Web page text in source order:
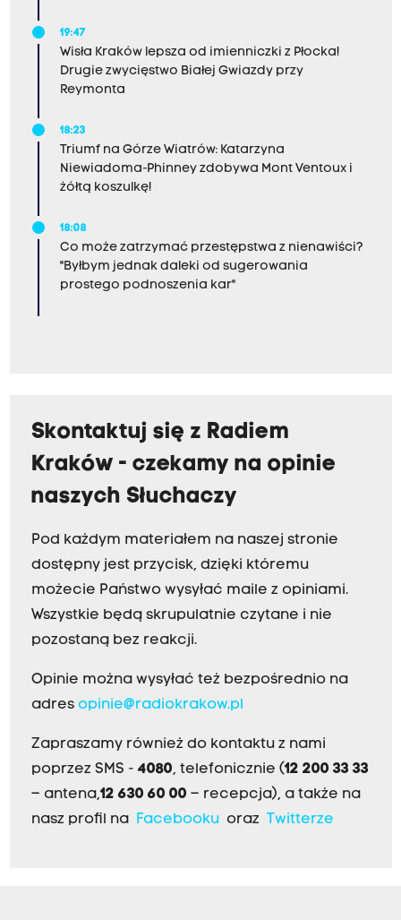
19:47
Wisła Kraków lepsza od imienniczki z Płocka!
Drugie zwycięstwo Białej Gwiazdy przy
Reymonta
18:23
Triumf na Górze Wiatrów: Katarzyna
Niewiadoma-Phinney zdobywa Mont Ventoux i
żółtą koszulkę!
18:08
Co może zatrzymać przestępstwa z nienawiści?
"Byłbym jednak daleki od sugerowania
prostego podnoszenia kar"
Skontaktuj się z Radiem
Kraków - czekamy na opinie
naszych Słuchaczy
Pod każdym materiałem na naszej stronie
dostępny jest przycisk, dzięki któremu
możecie Państwo wysyłać maile z opiniami.
Wszystkie będą skrupulatnie czytane i nie
pozostaną bez reakcji.
Opinie można wysyłać też bezpośrednio na
adres opinie@radiokrakow.pl
Zapraszamy również do kontaktu z nami
poprzez SMS - 4080, telefonicznie (12 200 33 33
– antena,12 630 60 00 – recepcja), a także na
nasz profil na Facebookuoraz Twitterze